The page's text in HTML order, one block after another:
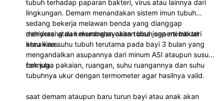
tubuh terhadap paparan bakteri, virus atau lainnya dari
lingkungan. Demam menandakan sistem imun tubuh
sedang bekerja melawan benda yang dianggap
menyerang dan membahayakan tubuh seperti bakteri
atau virus.
dehidrasi atau kekurangan cairan bisa juga membuat
kenaikan suhu tubuh terutama pada bayi 3 bulan yang
mengandalkan asupannya dari minum ASI ataupun susu
formula.
cek juga pakaian, ruangan, suhu ruangannya dan suhu
tubuhnya ukur dengan termometer agar hasilnya valid.
saat demam ataupun baru turun bayi atau anak akan